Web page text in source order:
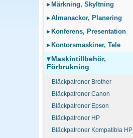
▸ Märkning, Skyltning
▸Almanackor, Planering
▸ Konferens, Presentation
▸ Kontorsmaskiner, Tele
▾Maskintillbehör,
Förbrukning
Bläckpatroner Brother
Bläckpatroner Canon
Bläckpatroner Epson
Bläckpatroner HP
Bläckpatroner Kompatibla HP